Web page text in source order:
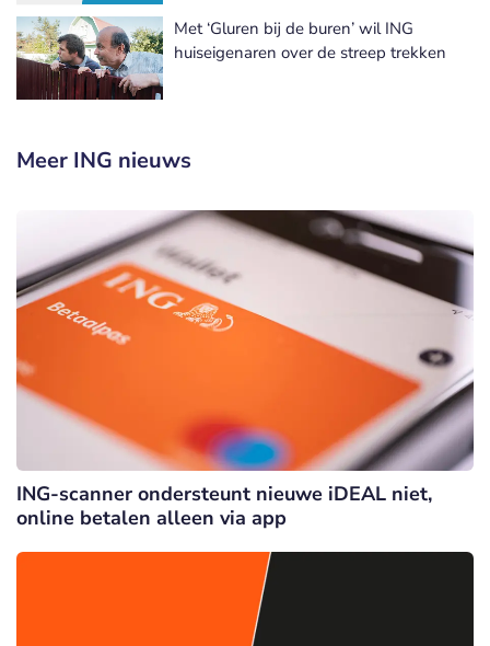
Met ‘Gluren bij de buren’ wil ING
huiseigenaren over de streep trekken
Meer ING nieuws
ING-scanner ondersteunt nieuwe iDEAL niet,
online betalen alleen via app